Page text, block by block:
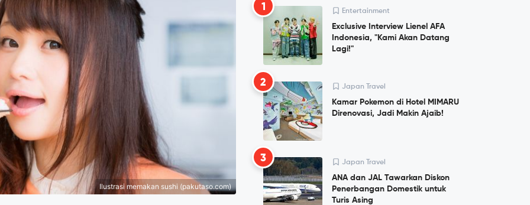
Ilustrasi memakan sushi (pakutaso.com)
1 Entertainment
Exclusive Interview Lienel AFA
Indonesia, "Kami Akan Datang
Lagi!"
2 Japan Travel
Kamar Pokemon di Hotel MIMARU
Direnovasi, Jadi Makin Ajaib!
3 Japan Travel
ANA dan JAL Tawarkan Diskon
Penerbangan Domestik untuk
Turis Asing